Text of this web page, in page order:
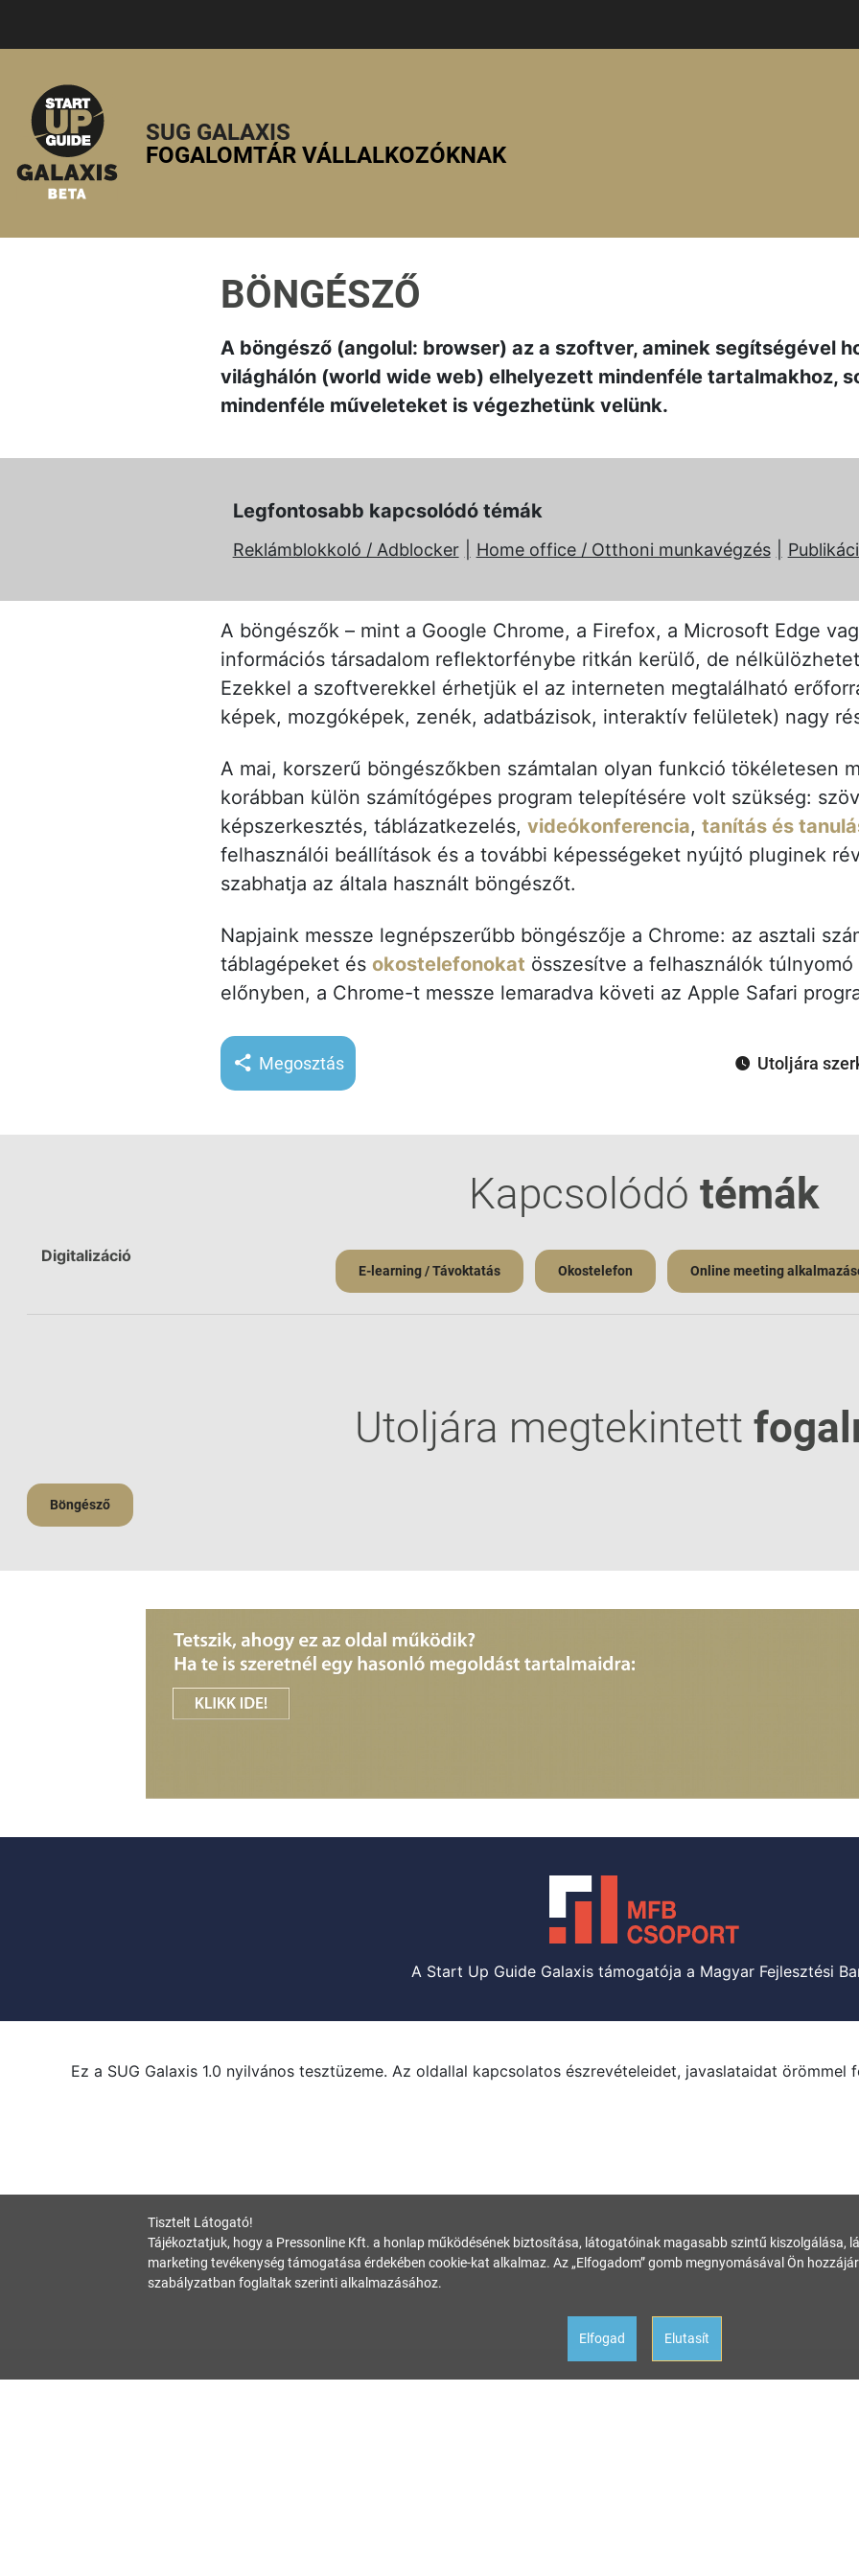
SUG GALAXIS
FOGALOMTÁR VÁLLALKOZÓKNAK
BÖNGÉSZŐ
A böngésző (angolul: browser) az a szoftver, aminek segítségével
világhálón (world wide web) elhelyezett mindenféle tartalmakhoz,
mindenféle műveleteket is végezhetünk velünk.
Legfontosabb kapcsolódó témák
Reklámblokkoló / Adblocker Home office / Otthoni munkavégzés
A böngészők – mint a Google Chrome, a Firefox, a Microsoft Edge
információs társadalom reflektorfénybe ritkán kerülő, de
Ezekkel a szoftverekkel érhetjük el az interneten megtalálható
képek, mozgóképek, zenék, adatbázisok, interaktív felületek) nagy
A mai, korszerű böngészőkben számtalan olyan funkció tökéletesen
korábban külön számítógépes program telepítésére volt szükség:
képszerkesztés, táblázatkezelés, videókonferencia, tanítás és
felhasználói beállítások és a további képességeket nyújtó pluginek
szabhatja az általa használt böngészőt.
Napjaink messze legnépszerűbb böngészője a Chrome: az asztali
táblagépeket és okostelefonokat összesítve a felhasználók
előnyben, a Chrome-t messze lemaradva követi az Apple Safari
Megosztás Utoljára
Kapcsolódó témák
Digitalizáció
E-learning / Távoktatás Okostelefon Online meeting
Utoljára megtekintett
Böngésző
A Start Up Guide Galaxis támogatója a Magyar Fejlesztési
Ez a SUG Galaxis 1.0 nyilvános tesztüzeme. Az oldallal kapcsolatos észrevételeidet, javaslataidat örömmel
Tisztelt Látogató!
Tájékoztatjuk, hogy a Pressonline Kft. a honlap működésének biztosítása, látogatóinak magasabb szintű kiszolgálása,
marketing tevékenység támogatása érdekében cookie-kat alkalmaz. Az „Elfogadom” gomb megnyomásával Ön
szabályzatban foglaltak szerinti alkalmazásához.
Elfogad Elutasít